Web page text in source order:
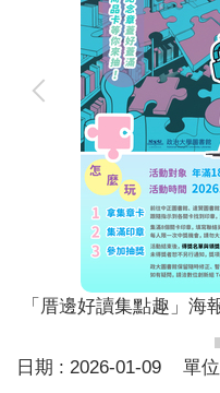
「厝邊好讀集點趣」海
日期 : 2026-01-09 單